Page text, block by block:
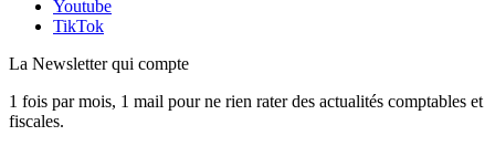
Youtube
TikTok
La Newsletterqui compte
1 fois par mois, 1 mail pour ne rien rater des actualités comptables et
fiscales.